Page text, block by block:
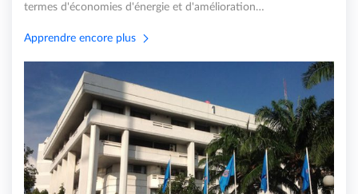
termes d'économies d'énergie et d'amélioration…
Apprendre encore plus